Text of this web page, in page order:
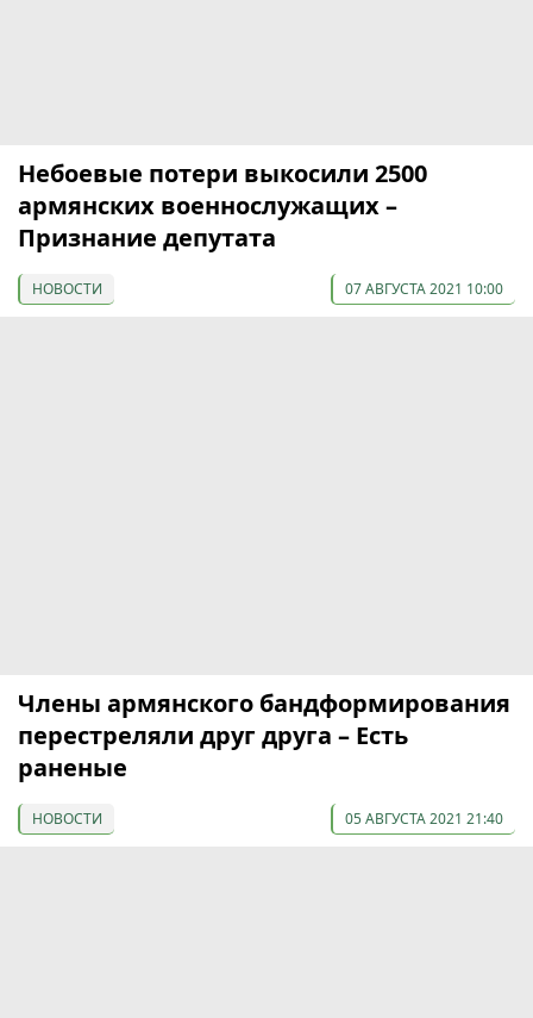
Небоевые потери выкосили 2500
армянских военнослужащих –
Признание депутата
НОВОСТИ 07 АВГУСТА 2021 10:00
Члены армянского бандформирования
перестреляли друг друга – Есть
раненые
НОВОСТИ 05 АВГУСТА 2021 21:40